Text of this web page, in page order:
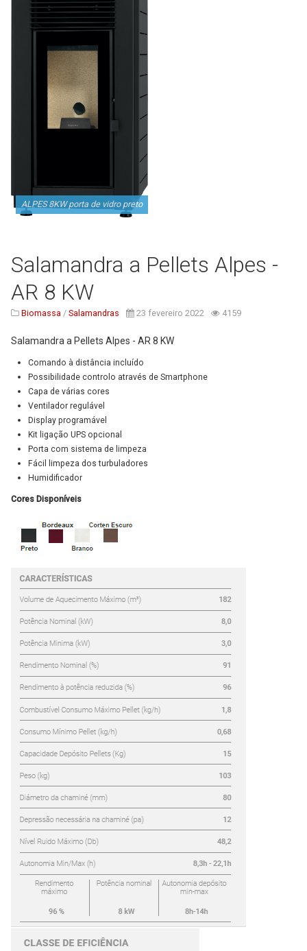
ALPES 8KW porta de vidro preto
Salamandra a Pellets Alpes -
AR 8 KW
Biomassa / Salamandras 23 fevereiro 2022 4159
Salamandra a Pellets Alpes - AR 8 KW
Comando à distância incluído
Possibilidade controlo através de Smartphone
Capa de várias cores
Ventilador regulável
Display programável
Kit ligação UPS opcional
Porta com sistema de limpeza
Fácil limpeza dosturbuladores
Humidificador
Cores Disponíveis